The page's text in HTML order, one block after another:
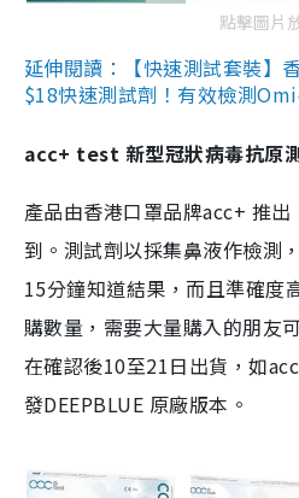
點擊圖片
延伸閱讀：【快速測試套裝】
$18快速測試劑！有效檢測
acc+ test 新型冠狀病毒抗原
產品由香港口罩品牌acc+ 推
到。測試劑以採集鼻液作檢測
15分鐘知道結果，而且準確度
購數量，需要大量購入的朋友
在確認後10至21日出貨，如
發DEEPBLUE 原廠版本。